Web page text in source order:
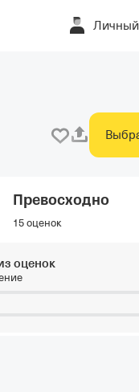
Личный
Превосходно
15 оценок
оценок